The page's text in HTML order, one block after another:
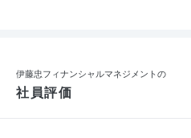
伊藤忠フィナンシャルマネジメントの
社員評価